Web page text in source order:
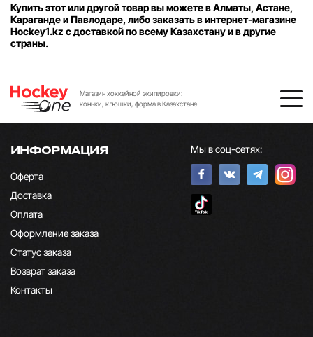
Купить этот или другой товар вы можете в Алматы, Астане,
Караганде и Павлодаре, либо заказать в интернет-магазине
Hockey1.kz с доставкой по всему Казахстану и в другие
страны.
Магазин хоккейной экипировки:
коньки, клюшки, форма в Казахстане
ИНФОРМАЦИЯ
Оферта
Доставка
Оплата
Оформление заказа
Статус заказа
Возврат заказа
Контакты
Мы в соц-сетях: